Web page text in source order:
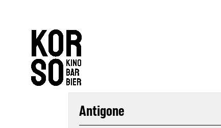
Antigone